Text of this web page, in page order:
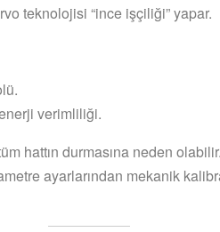
teknolojisi “ince işçiliği” yapar.
verimliliği.
hattın durmasına neden olabilir.
ayarlarından mekanik